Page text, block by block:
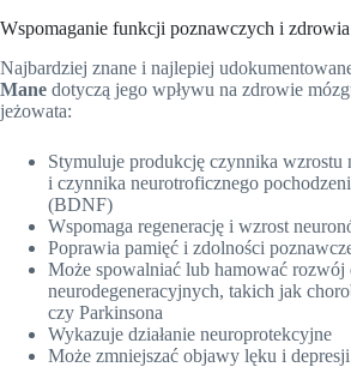
Wspomaganie funkcji poznawczych i
Najbardziej znane i najlepiej
Mane dotyczą jego wpływu na zdrowie
jeżowata:
Stymuluje produkcję czynnika
i czynnika neurotroficznego
(BDNF)
Wspomaga regenerację i wzrost
Poprawia pamięć i zdolności
Może spowalniać lub hamować rozwój
neurodegeneracyjnych, takich jak
czy Parkinsona
Wykazuje działanie neuroprotekcyjne
Może zmniejszać objawy lęku i depresji